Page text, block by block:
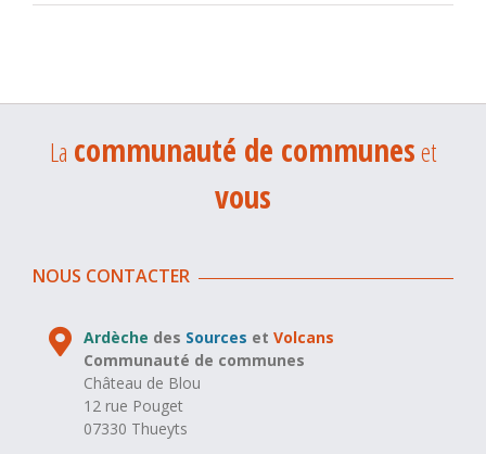
La communauté de communeset
vous
NOUS CONTACTER
Ardèche des Sources etVolcans
Communauté de communes
Château de Blou
12 rue Pouget
07330 Thueyts